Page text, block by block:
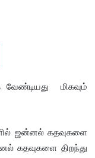
மிகவும்
ஜன்னல் கதவுகளை
கதவுகளை திறந்து